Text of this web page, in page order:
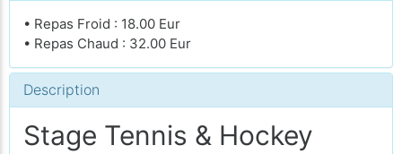
• Repas Froid : 18.00 Eur
• Repas Chaud : 32.00 Eur
Description
Stage Tennis & Hockey